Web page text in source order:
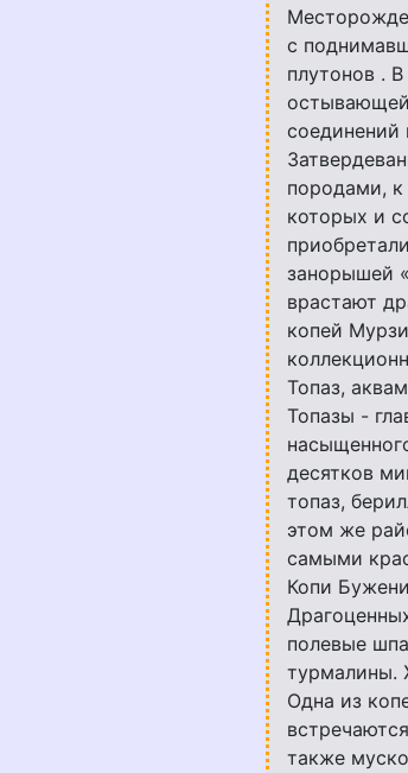
с
плутонов .
соединений
породами,
которых и
занорышей
врастают
копей
Топаз,
Топазы -
десятков
топаз,
этом же
самыми
Копи
полевые
турмалины.
Одна из
также